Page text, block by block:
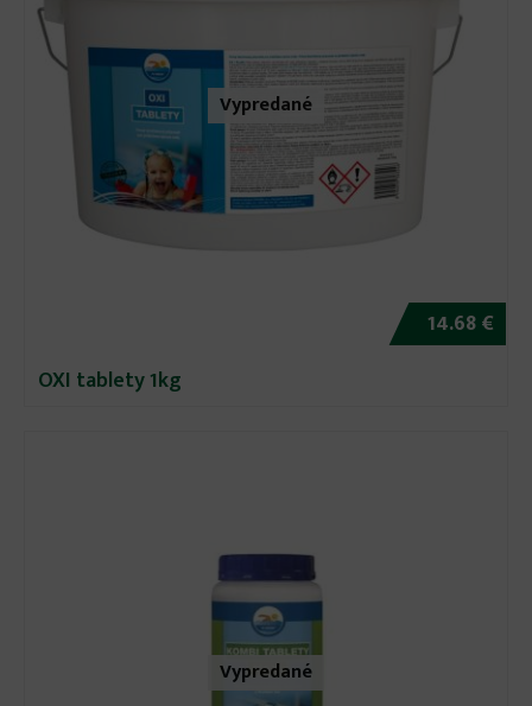
14.68 €
Vypredané
OXI tablety 1kg
Vypredané